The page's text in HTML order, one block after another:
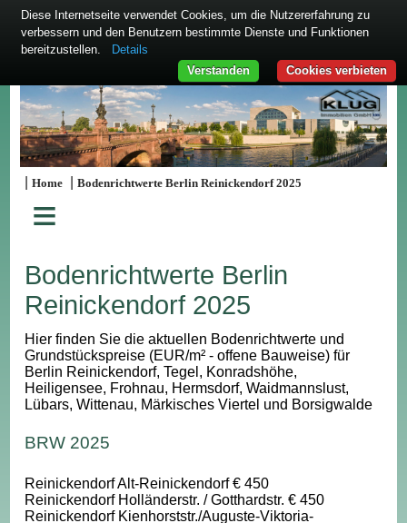
|Home |Bodenrichtwerte Berlin Reinickendorf 2025
≡
Bodenrichtwerte Berlin
Reinickendorf 2025
Hier finden Sie die aktuellen Bodenrichtwerte und
Grundstückspreise (EUR/m² - offene Bauweise) für
Berlin Reinickendorf, Tegel, Konradshöhe,
Heiligensee, Frohnau, Hermsdorf, Waidmannslust,
Lübars, Wittenau, Märkisches Viertel und Borsigwalde
BRW 2025
Reinickendorf Alt-Reinickendorf € 450
Reinickendorf Holländerstr. / Gotthardstr. € 450
Reinickendorf Kienhorststr./Auguste-Viktoria-
Diese Internetseite verwendet Cookies, um die Nutzererfahrung zu
verbessern und den Benutzern bestimmte Dienste und Funktionen
bereitzustellen.
Details
Cookies verbieten
Verstanden